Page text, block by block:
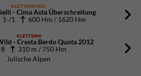
KLETTERSTEIG
- Cima Asta Überschreitung
1-/1 600 Hm / 1620 Hm
KLETTERN
- Cresta Berdo Quota 2012
8
310 m / 750 Hm
Julische Alpen